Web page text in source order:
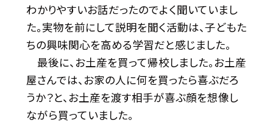
わかりやすいお話だったのでよく聞いていまし
た。実物を前にして説明を聞く活動は、子どもた
ちの興味関心を高める学習だと感じました。
最後に、お土産を買って帰校しました。お土産
屋さんでは、お家の人に何を買ったら喜ぶだろ
うか？と、お土産を渡す相手が喜ぶ顔を想像し
ながら買っていました。